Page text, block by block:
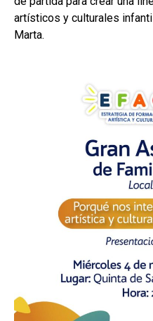
artísticos y culturales
Marta.